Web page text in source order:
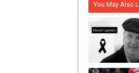
You May Also